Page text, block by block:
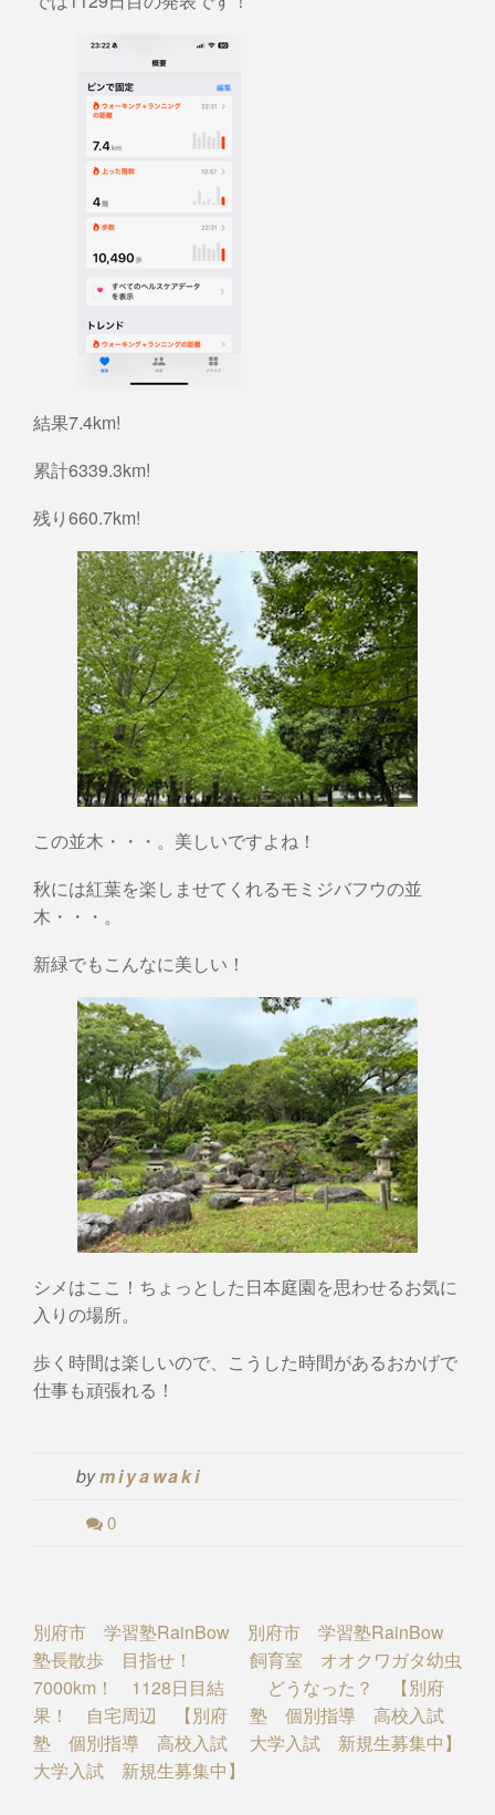
結果7.4km!
累計6339.3km!
残り660.7km!
この並木・・・。美しいですよね！
秋には紅葉を楽しませてくれるモミジバフウの並
木・・・。
新緑でもこんなに美しい！
シメはここ！ちょっとした日本庭園を思わせるお気に
入りの場所。
歩く時間は楽しいので、こうした時間があるおかげで
仕事も頑張れる！
bymiyawaki
0
Post
navigation
別府市 学習塾RainBow
塾長散歩 目指せ！
7000km！ 1128日目結
果！ 自宅周辺 【別府
塾 個別指導 高校入試
大学入試 新規生募集中】
別府市 学習塾RainBow
飼育室 オオクワガタ幼虫
どうなった？ 【別府
塾 個別指導 高校入試
大学入試 新規生募集中】